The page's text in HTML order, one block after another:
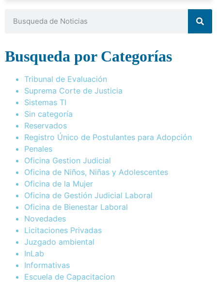
Busqueda por Categorías
Tribunal de Evaluación
Suprema Corte de Justicia
Sistemas TI
Sin categoría
Reservados
Registro Único de Postulantes para Adopción
Penales
Oficina Gestion Judicial
Oficina de Niños, Niñas y Adolescentes
Oficina de la Mujer
Oficina de Gestión Judicial Laboral
Oficina de Bienestar Laboral
Novedades
Licitaciones Privadas
Juzgado ambiental
InLab
Informativas
Escuela de Capacitacion